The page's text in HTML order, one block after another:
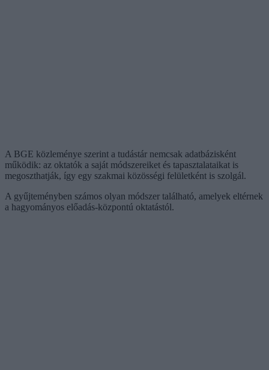
A BGE közleménye szerint a tudástár nemcsak adatbázisként
működik: az oktatók a saját módszereiket és tapasztalataikat is
megoszthatják, így egy szakmai közösségi felületként is szolgál.
A gyűjteményben számos olyan módszer található, amelyek eltérnek
a hagyományos előadás-központú oktatástól.